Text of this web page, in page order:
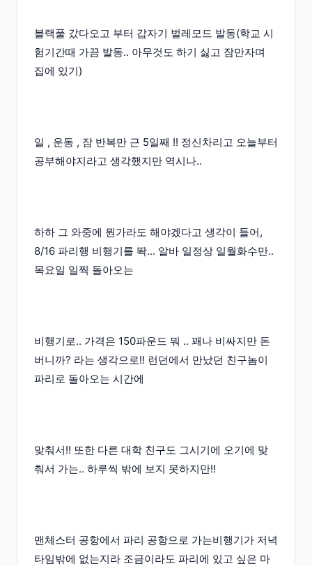
블랙풀 갔다오고 부터 갑자기 벌레모드 발동(학교 시
험기간때 가끔 발동.. 아무것도 하기 싫고 잠만자며
집에 있기)
일 , 운동 , 잠 반복만 근 5일째 !! 정신차리고 오늘부터
공부해야지라고 생각했지만 역시나..
하하 그 와중에 뭔가라도 해야겠다고 생각이 들어,
8/16 파리행 비행기를 똭... 알바 일정상 일월화수만..
목요일 일찍 돌아오는
비행기로.. 가격은 150파운드 뭐 .. 꽤나 비싸지만 돈
버니까? 라는 생각으로!! 런던에서 만났던 친구놈이
파리로 돌아오는 시간에
맞춰서!! 또한 다른 대학 친구도 그시기에 오기에 맞
춰서 가는.. 하루씩 밖에 보지 못하지만!!
맨체스터 공항에서 파리 공항으로 가는비행기가 저녁
타임밖에 없는지라 조금이라도 파리에 있고 싶은 마